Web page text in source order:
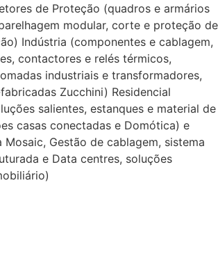
de Proteção (quadros e armários
modular, corte e proteção de
Indústria (componentes e cablagem,
contactores e relés térmicos,
industriais e transformadores,
Zucchini) Residencial
salientes, estanques e material de
casas conectadas e Domótica) e
Mosaic, Gestão de cablagem, sistema
e Data centres, soluções